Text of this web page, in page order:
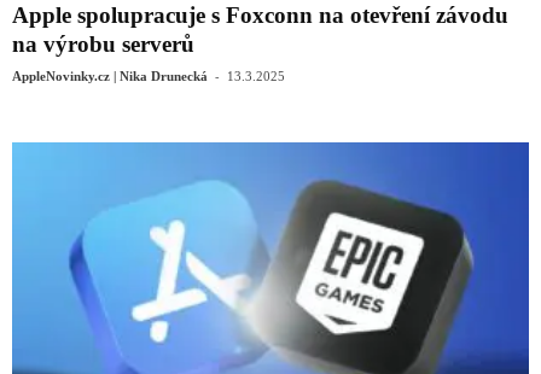
Apple spolupracuje s Foxconn na otevření závodu
na výrobu serverů
AppleNovinky.cz | Nika Drunecká - 13.3.2025